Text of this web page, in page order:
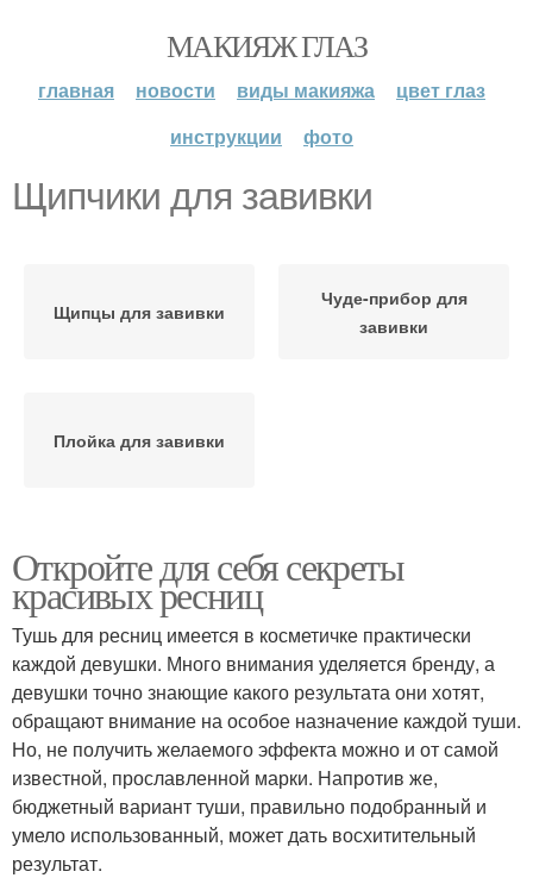
МАКИЯЖ ГЛАЗ
главная новости виды макияжа
цвет глаз
инструкции
фото
Щипчики для завивки
Щипцы для завивки
Чуде-прибор для
завивки
Плойка для завивки
Откройте для себя секреты
красивых ресниц
Тушь для ресниц имеется в косметичке практически
каждой девушки. Много внимания уделяется бренду, а
девушки точно знающие какого результата они хотят,
обращают внимание на особое назначение каждой туши.
Но, не получить желаемого эффекта можно и от самой
известной, прославленной марки. Напротив же,
бюджетный вариант туши, правильно подобранный и
умело использованный, может дать восхитительный
результат.